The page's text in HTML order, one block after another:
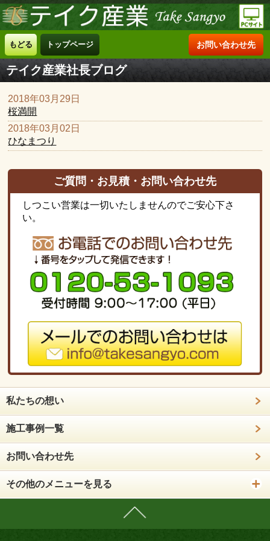
もどる トップページ お問い合わせ先
テイク産業社長ブログ
2018年03月29日
桜満開
2018年03月02日
ひなまつり
ご質問・お見積・お問い合わせ先
しつこい営業は一切いたしませんのでご安心下さ
い。
私たちの想い
施工事例一覧
お問い合わせ先
その他のメニューを見る